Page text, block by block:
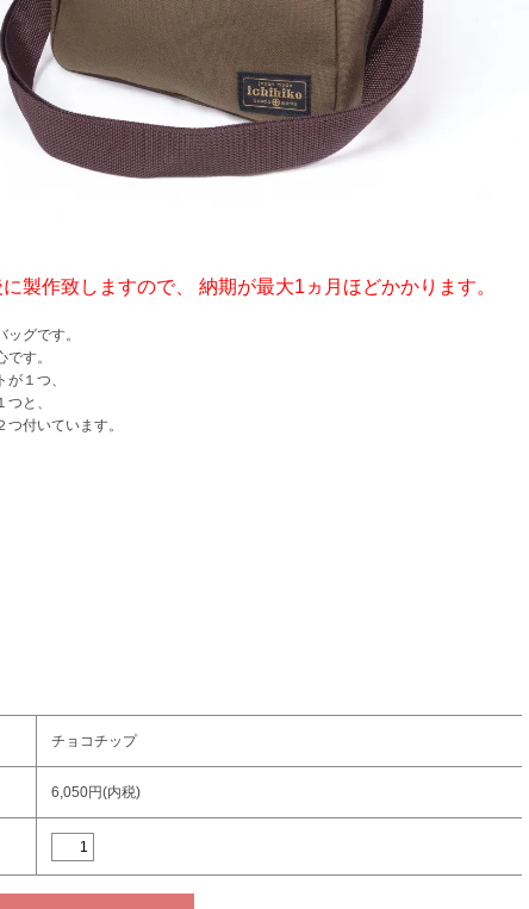
製作致しますので、 納期が最大1ヵ月ほどかかります。
グです。
す。
１つ、
と、
付いています。
チョコチップ
6,050円(内税)